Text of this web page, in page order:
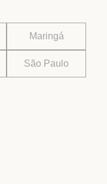
Maringá
São Paulo